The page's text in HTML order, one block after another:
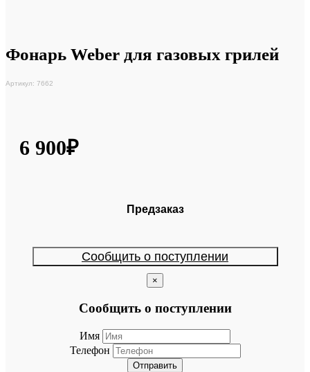
Фонарь Weber для газовых грилей
Артикул: 7662
6 900₽
Предзаказ
Сообщить о поступлении
×
Сообщить о поступлении
Имя
Телефон
Отправить